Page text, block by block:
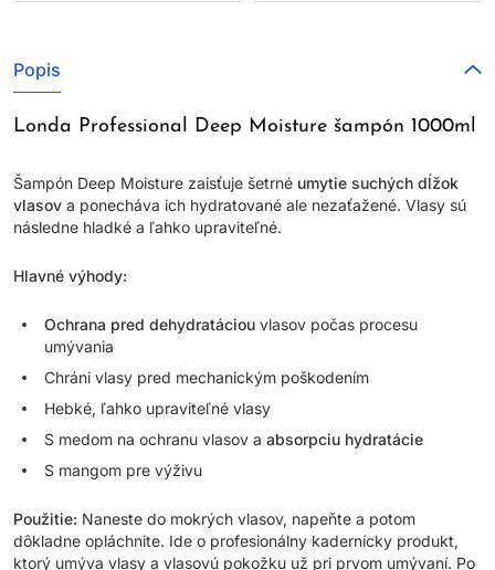
Popis
Londa Professional Deep Moisture šampón 1000ml
Šampón Deep Moisture zaisťuje šetrné umytie suchých dĺžok
vlasov a ponecháva ich hydratované ale nezaťažené. Vlasy sú
následne hladké a ľahko upraviteľné.
Hlavné výhody:
Ochrana pred dehydratáciou vlasov počas procesu
umývania
Chráni vlasy pred mechanickým poškodením
Hebké, ľahko upraviteľné vlasy
S medom na ochranu vlasov a absorpciu hydratácie
S mangom pre výživu
Použitie: Naneste do mokrých vlasov, napeňte a potom
dôkladne opláchnite. Ide o profesionálny kadernícky produkt,
ktorý umýva vlasy a vlasovú pokožku už pri prvom umývaní. Po